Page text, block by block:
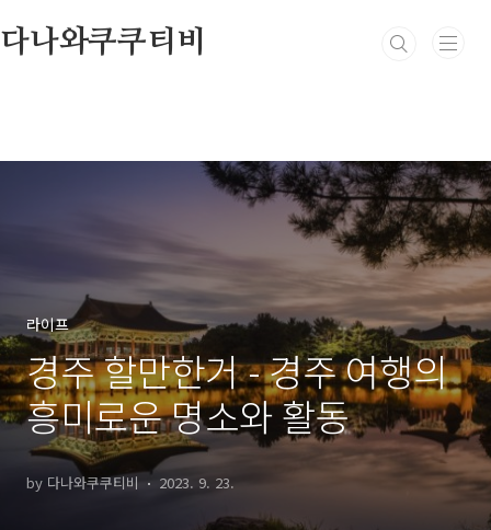
다나와쿠쿠티비
라이프
경주 할만한거 - 경주 여행의
흥미로운 명소와 활동
by 다나와쿠쿠티비 2023. 9. 23.